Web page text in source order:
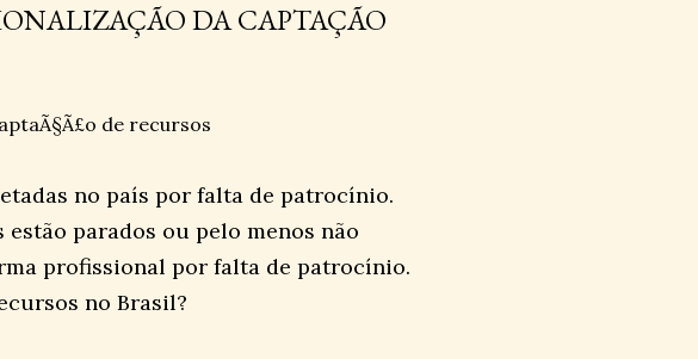
DA CAPTAÇÃO
no país por falta de patrocínio.
parados ou pelo menos não
profissional por falta de patrocínio.
no Brasil?